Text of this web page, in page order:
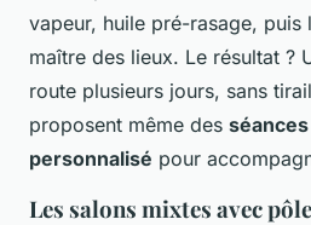
vapeur, huile pré-rasage, puis
maître des lieux. Le résultat ?
route plusieurs jours, sans
proposent même des
personnalisé pour
Les salons mixtes avec